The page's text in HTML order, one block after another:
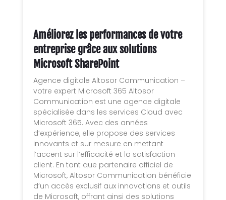
Améliorez les performances de votre
entreprise grâce aux solutions
Microsoft SharePoint
Agence digitale Altosor Communication –
votre expert Microsoft 365 Altosor
Communication est une agence digitale
spécialisée dans les services Cloud avec
Microsoft 365. Avec des années
d’expérience, elle propose des services
innovants et sur mesure en mettant
l’accent sur l’efficacité et la satisfaction
client. En tant que partenaire officiel de
Microsoft, Altosor Communication bénéficie
d’un accès exclusif aux innovations et outils
de Microsoft, offrant ainsi des solutions